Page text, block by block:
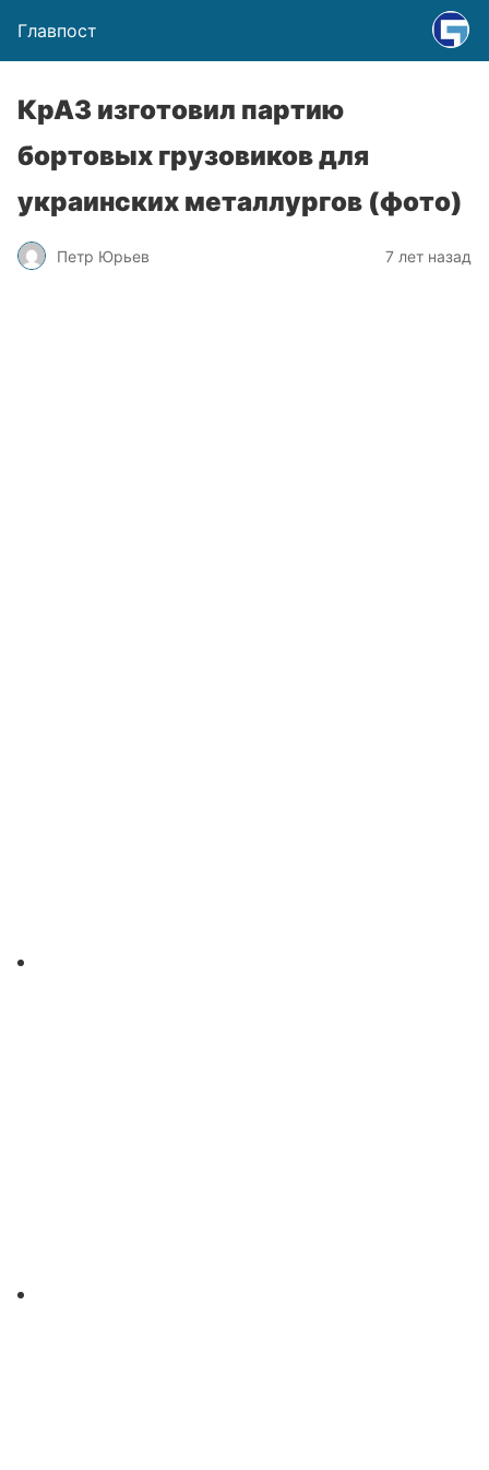
Главпост
КрАЗ изготовил партию
бортовых грузовиков для
украинских металлургов (фото)
Петр Юрьев 7 лет назад